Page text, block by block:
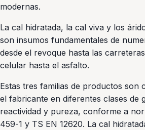
modernas.
La cal hidratada, la cal viva y los
son insumos fundamentales de
desde el revoque hasta las
celular hasta el asfalto.
Estas tres familias de productos son
el fabricante en diferentes clases de
reactividad y pureza, conforme a
459-1 y TS EN 12620. La cal